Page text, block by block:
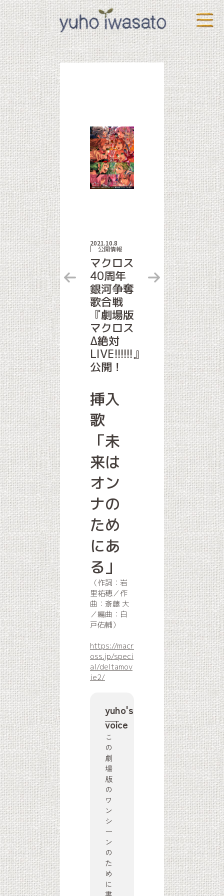
2021.10.8
公開情報
マクロス
40周年
銀河争奪
歌合戦
『劇場版
マクロス
Δ絶対
LIVE!!!!!!』
公開！
挿入
歌
「未
来は
オン
ナの
ため
にあ
る」
（作詞：岩
里祐穂／作
曲：斎藤 大
／編曲：白
戸佑輔）
https://macr
oss.jp/speci
al/deltamov
ie2/
yuho's
voice
こ
の
劇
場
版
の
ワ
ン
シ
ー
ン
の
た
め
に